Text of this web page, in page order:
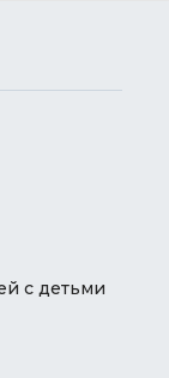
с детьми